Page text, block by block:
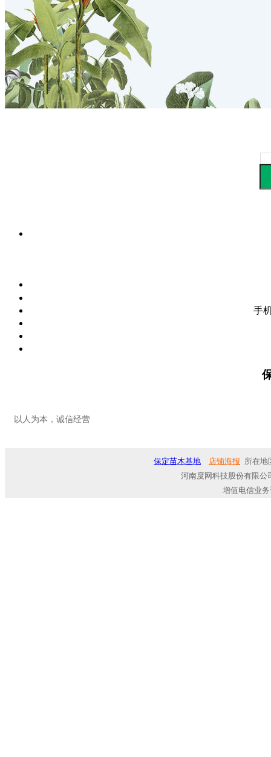
手
以人为本，诚信经营
保定苗木基地 店铺海报 所在
河南度网科技股份有限
增值电信业